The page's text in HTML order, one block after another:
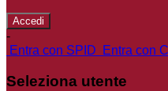
-
Entra con SPID
Entra con
Seleziona utente